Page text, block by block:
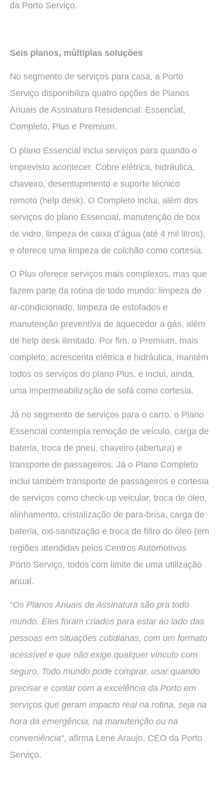
da Porto Serviço.
Seis planos, múltiplas soluções
No segmento de serviços para casa, a Porto
Serviço disponibiliza quatro opções de Planos
Anuais de Assinatura Residencial: Essencial,
Completo, Plus e Premium.
O plano Essencial inclui serviços para quando o
imprevisto acontecer. Cobre elétrica, hidráulica,
chaveiro, desentupimento e suporte técnico
remoto (help desk). O Completo inclui, além dos
serviços do plano Essencial, manutenção de box
de vidro, limpeza de caixa d’água (até 4 mil litros),
e oferece uma limpeza de colchão como cortesia.
O Plus oferece serviços mais complexos, mas que
fazem parte da rotina de todo mundo: limpeza de
ar-condicionado, limpeza de estofados e
manutenção preventiva de aquecedor a gás, além
de help desk ilimitado. Por fim, o Premium, mais
completo, acrescenta elétrica e hidráulica, mantém
todos os serviços do plano Plus, e inclui, ainda,
uma impermeabilização de sofá como cortesia.
Já no segmento de serviços para o carro, o Plano
Essencial contempla remoção de veículo, carga de
bateria, troca de pneu, chaveiro (abertura) e
transporte de passageiros. Já o Plano Completo
inclui também transporte de passageiros e cortesia
de serviços como check-up veicular, troca de óleo,
alinhamento, cristalização de para-brisa, carga de
bateria, oxi-sanitização e troca de filtro do óleo (em
regiões atendidas pelos Centros Automotivos
Porto Serviço, todos com limite de uma utilização
anual.
“Os Planos Anuais de Assinatura são pra todo
mundo. Eles foram criados para estar ao lado das
pessoas em situações cotidianas, com um formato
acessível e que não exige qualquer vínculo com
seguro. Todo mundo pode comprar, usar quando
precisar e contar com a excelência da Porto em
serviços que geram impacto real na rotina, seja na
hora da emergência, na manutenção ou na
conveniência”, afirma Lene Araujo, CEO da Porto
Serviço.